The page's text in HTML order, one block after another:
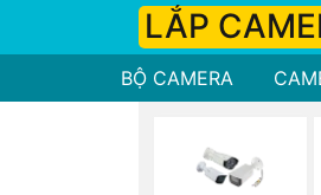
LẮP
BỘ CAMERA